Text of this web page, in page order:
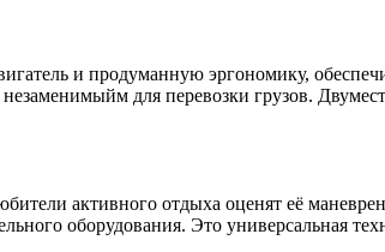
и продуманную эргономику,
для перевозки грузов.
активного отдыха оценят её
оборудования. Это универсальная